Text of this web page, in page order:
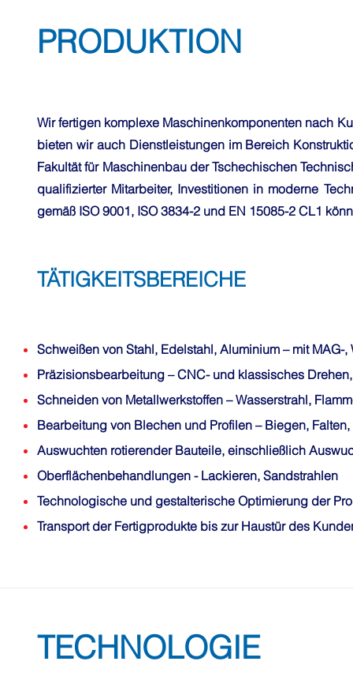
PRODUKTION
Wir fertigen komplexe Maschinenkomponenten nach
bieten wir auch Dienstleistungen im Bereich
Fakultät für Maschinenbau der Tschechischen
qualifizierter Mitarbeiter, Investitionen in moderne
gemäß ISO 9001, ISO 3834-2 und EN 15085-2 CL1
TÄTIGKEITSBEREICHE
Schweißen von Stahl, Edelstahl, Aluminium – mit MAG-
Präzisionsbearbeitung – CNC- und klassisches
Schneiden von Metallwerkstoffen – Wasserstrahl,
Bearbeitung von Blechen und Profilen – Biegen,
Auswuchten rotierender Bauteile, einschließlich
Oberflächenbehandlungen - Lackieren, Sandstrahlen
Technologische und gestalterische Optimierung der
Transportder Fertigprodukte bis zur Haustür des
TECHNOLOGIE